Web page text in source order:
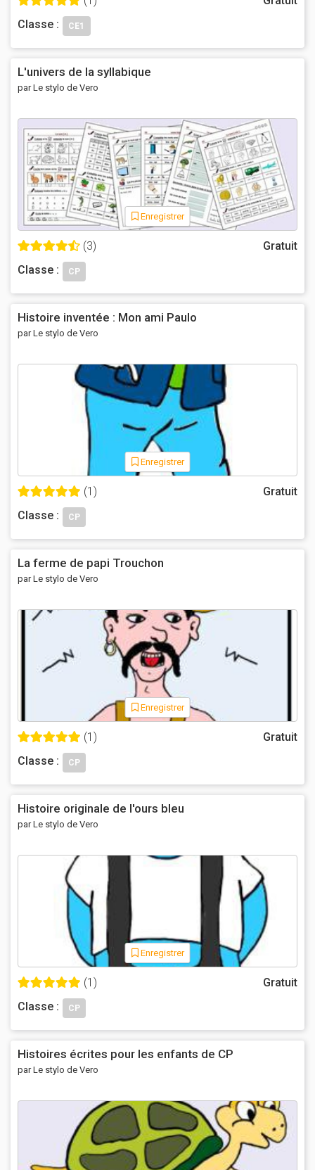
Classe :
CE1
L'univers de la syllabique
par Le stylo de Vero
Enregistrer
(3)
Gratuit
Classe :
CP
Histoire inventée : Mon ami Paulo
par Le stylo de Vero
Enregistrer
(1)
Gratuit
Classe :
CP
La ferme de papi Trouchon
par Le stylo de Vero
Enregistrer
(1)
Gratuit
Classe :
CP
Histoire originale de l'ours bleu
par Le stylo de Vero
Enregistrer
(1)
Gratuit
Classe :
CP
Histoires écrites pour les enfants de CP
par Le stylo de Vero